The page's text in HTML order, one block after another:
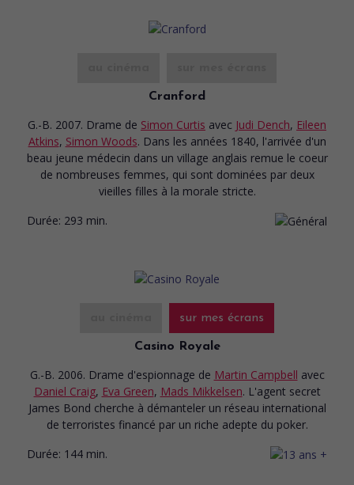
Cranford
G.-B. 2007. Drame de Simon Curtis avec Judi Dench, Eileen
Atkins, Simon Woods. Dans les années 1840, l'arrivée d'un
beau jeune médecin dans un village anglais remue le coeur
de nombreuses femmes, qui sont dominées par deux
vieilles filles à la morale stricte.
Durée: 293 min.
sur mes écrans
Casino Royale
G.-B. 2006. Drame d'espionnage de Martin Campbell avec
Daniel Craig, Eva Green, Mads Mikkelsen. L'agent secret
James Bond cherche à démanteler un réseau international
de terroristes financé par un riche adepte du poker.
Durée: 144 min.